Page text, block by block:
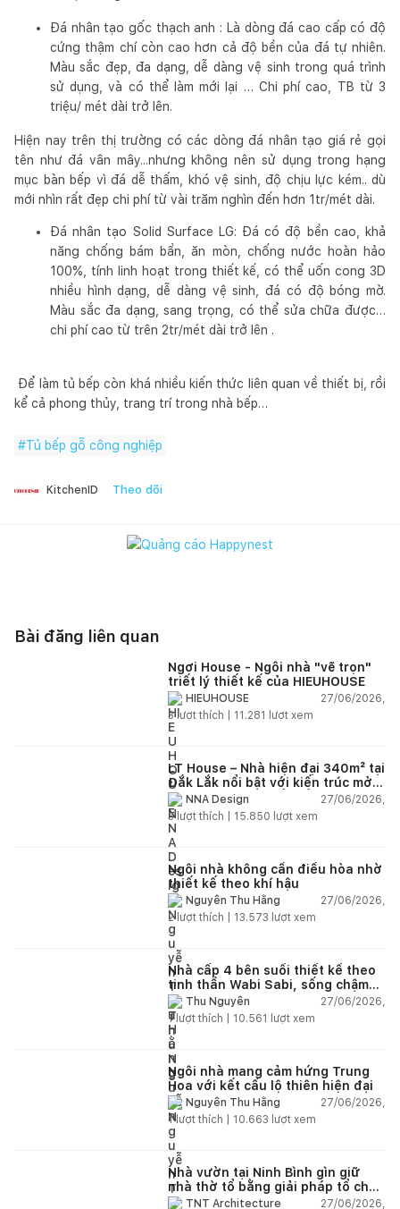
Đá nhân tạo gốc thạch anh : Là dòng đá cao cấp có độ
cứng thậm chí còn cao hơn cả độ bền của đá tự nhiên.
Màu sắc đẹp, đa dạng, dễ dàng vệ sinh trong quá trình
sử dụng, và có thể làm mới lại … Chi phí cao, TB từ 3
triệu/ mét dài trở lên.
Hiện nay trên thị trường có các dòng đá nhân tạo giá rẻ gọi
tên như đá vân mây...nhưng không nên sử dụng trong hạng
mục bàn bếp vì đá dễ thấm, khó vệ sinh, độ chịu lực kém.. dù
mới nhìn rất đẹp chi phí từ vài trăm nghìn đến hơn 1tr/mét dài.
Đá nhân tạo Solid Surface LG: Đá có độ bền cao, khả
năng chống bám bẩn, ăn mòn, chống nước hoàn hảo
100%, tính linh hoạt trong thiết kế, có thể uốn cong 3D
nhiều hình dạng, dễ dàng vệ sinh, đá có độ bóng mờ.
Màu sắc đa dạng, sang trọng, có thể sửa chữa được…
chi phí cao từ trên 2tr/mét dài trở lên .
Để làm tủ bếp còn khá nhiều kiến thức liên quan về thiết bị, rồi
kể cả phong thủy, trang trí trong nhà bếp…
#Tủ bếp gỗ công nghiệp
KitchenID Theo dõi
Bài đăng liên quan
Ngơi House - Ngôi nhà "vẽ trọn"
triết lý thiết kế của HIEUHOUSE
HIEUHOUSE
27/06/2026,
3lượt thích | 11.281 lượt xem
LT House – Nhà hiện đại 340m² tại
Đắk Lắk nổi bật với kiến trúc mở
và hệ sân vườn kết nối thiên
nhiên
NNA Design
27/06/2026,
3lượt thích | 15.850 lượt xem
Ngôi nhà không cần điều hòa nhờ
thiết kế theo khí hậu
Nguyễn Thu Hằng
27/06/2026,
2lượt thích | 13.573 lượt xem
Nhà cấp 4 bên suối thiết kế theo
tinh thần Wabi Sabi, sống chậm
giữa thiên nhiên
Thu Nguyễn
27/06/2026,
1lượt thích | 10.561 lượt xem
Ngôi nhà mang cảm hứng Trung
Hoa với kết cấu lộ thiên hiện đại
Nguyễn Thu Hằng
27/06/2026,
1lượt thích | 10.663 lượt xem
Nhà vườn tại Ninh Bình gìn giữ
nhà thờ tổ bằng giải pháp tổ chức
lại không gian
TNT Architecture
27/06/2026,